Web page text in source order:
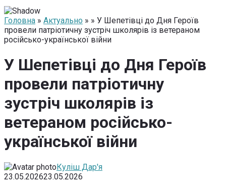
Головна » Актуально » » У Шепетівці до Дня Героїв
провели патріотичну зустріч школярів із ветераном
російсько-української війни
У Шепетівці до Дня Героїв
провели патріотичну
зустріч школярів із
ветераном російсько-
української війни
Куліш Дар'я
23.05.202623.05.2026